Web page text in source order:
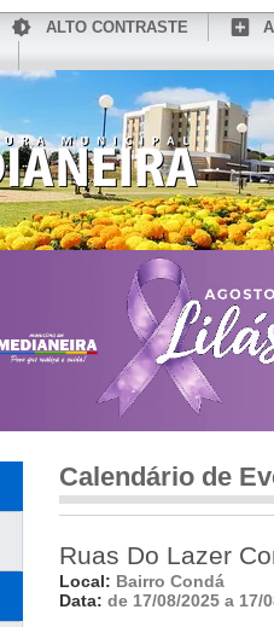
ALTO CONTRASTE
CONHEÇA MEDIANEIRA
Calendário de
Ruas Do Lazer
Local: Bairro Condá
Data: de 17/08/2025 a 17/